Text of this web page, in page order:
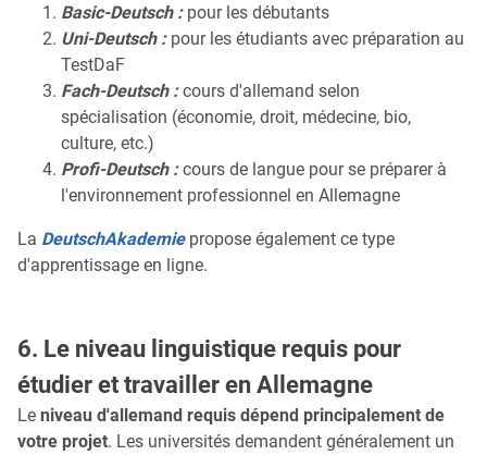
Basic-Deutsch :pour les débutants
Uni-Deutsch :pour les étudiants avec préparation au
TestDaF
Fach-Deutsch :cours d'allemand selon
spécialisation (économie, droit, médecine, bio,
culture, etc.)
Profi-Deutsch :cours de langue pour se préparer à
l'environnement professionnel en Allemagne
La DeutschAkademiepropose également ce type
d'apprentissage en ligne.
6. Le niveau linguistique requis pour
étudier et travailler en Allemagne
Le niveau d'allemand requis dépend principalement de
votre projet. Les universités demandent généralement un